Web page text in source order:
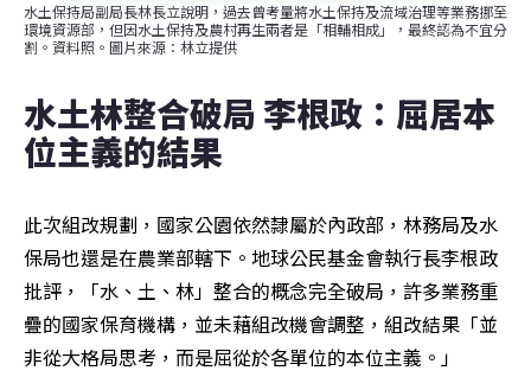
水土保持局副局長林長立說明，過去曾考量將水土保持及流域治理等業務挪至
環境資源部，但因水土保持及農村再生兩者是「相輔相成」，最終認為不宜分
割。資料照。圖片來源：林立提供
水土林整合破局 李根政：屈居本
位主義的結果
此次組改規劃，國家公園依然隸屬於內政部，林務局及水
保局也還是在農業部轄下。地球公民基金會執行長李根政
批評，「水、土、林」整合的概念完全破局，許多業務重
疊的國家保育機構，並未藉組改機會調整，組改結果「並
非從大格局思考，而是屈從於各單位的本位主義。」